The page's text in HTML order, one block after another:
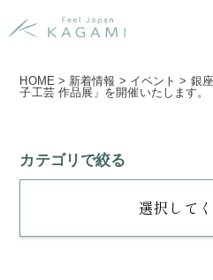
HOME > 新着情報 > イベント > 銀
子工芸 作品展」を開催いたします。
カテゴリで絞る
選択して